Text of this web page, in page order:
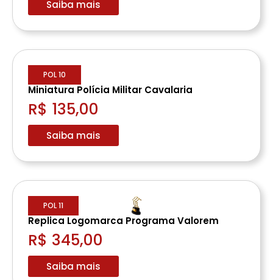
Saiba mais
POL 10
Miniatura Polícia Militar Cavalaria
R$ 135,00
Saiba mais
POL 11
Replica Logomarca Programa Valorem
R$ 345,00
Saiba mais